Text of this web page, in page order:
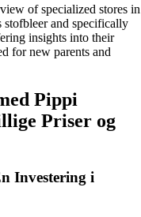
of specialized stores in
stofbleer and specifically
insights into their
for new parents and
Pippi
Priser og
Investering i